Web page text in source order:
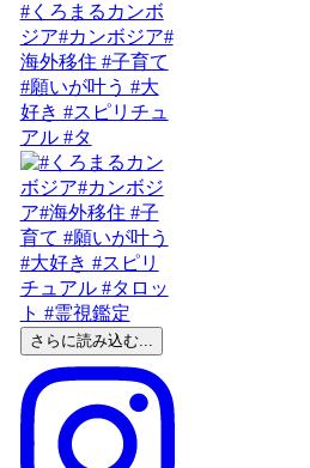
#くろまるカンボ
ジア#カンボジア#
海外移住 #子育て
#願いが叶う #大
好き #スピリチュ
アル #タ
さらに読み込む...